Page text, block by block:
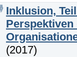
Inklusion,
(2017)